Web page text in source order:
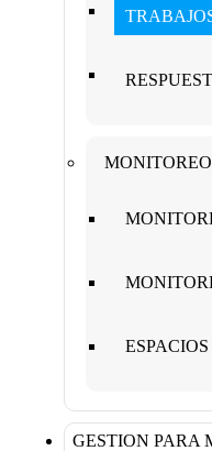
MONITOREO
GESTION PARA